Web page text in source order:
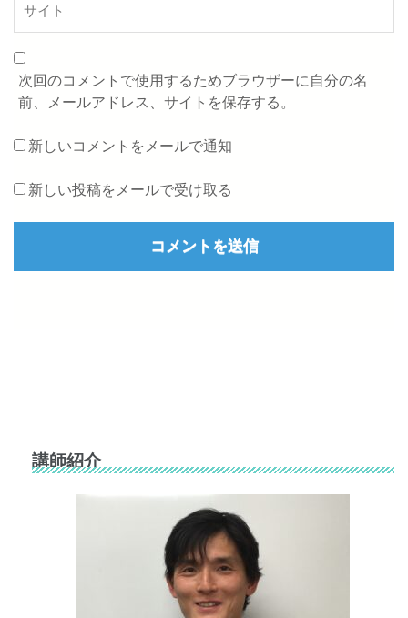
次回のコメントで使用するためブラウザーに自分の名
前、メールアドレス、サイトを保存する。
新しいコメントをメールで通知
新しい投稿をメールで受け取る
講師紹介